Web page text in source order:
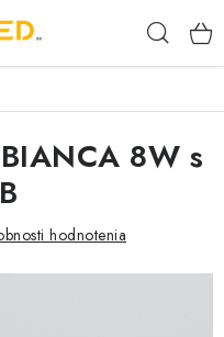
8W s
hodnotenia